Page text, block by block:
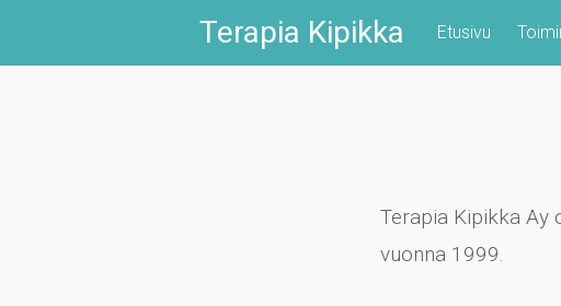
Terapia Kipikka Etusivu
Terapia Kipikka Ay
vuonna 1999.